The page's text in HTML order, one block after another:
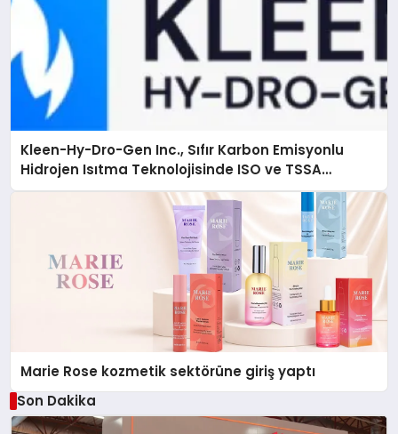
Kleen-Hy-Dro-Gen Inc., Sıfır Karbon Emisyonlu
Hidrojen Isıtma Teknolojisinde ISO ve TSSA
Düzenleyici Onaylarını Aldı
Marie Rose kozmetik sektörüne giriş yaptı
Son Dakika